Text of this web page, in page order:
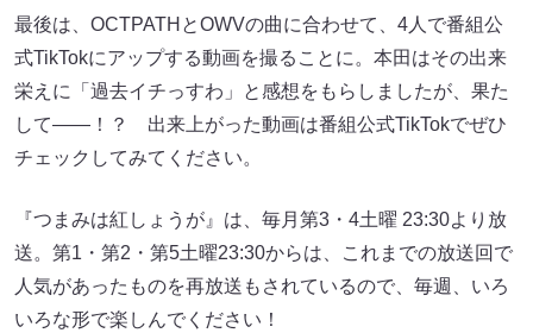
最後は、OCTPATHとOWVの曲に合わせて、4人で番組公
式TikTokにアップする動画を撮ることに。本田はその出来
栄えに「過去イチっすわ」と感想をもらしましたが、果た
して――！？ 出来上がった動画は番組公式TikTokでぜひ
チェックしてみてください。
『つまみは紅しょうが』は、毎月第3・4土曜 23:30より放
送。第1・第2・第5土曜23:30からは、これまでの放送回で
人気があったものを再放送もされているので、毎週、いろ
いろな形で楽しんでください！